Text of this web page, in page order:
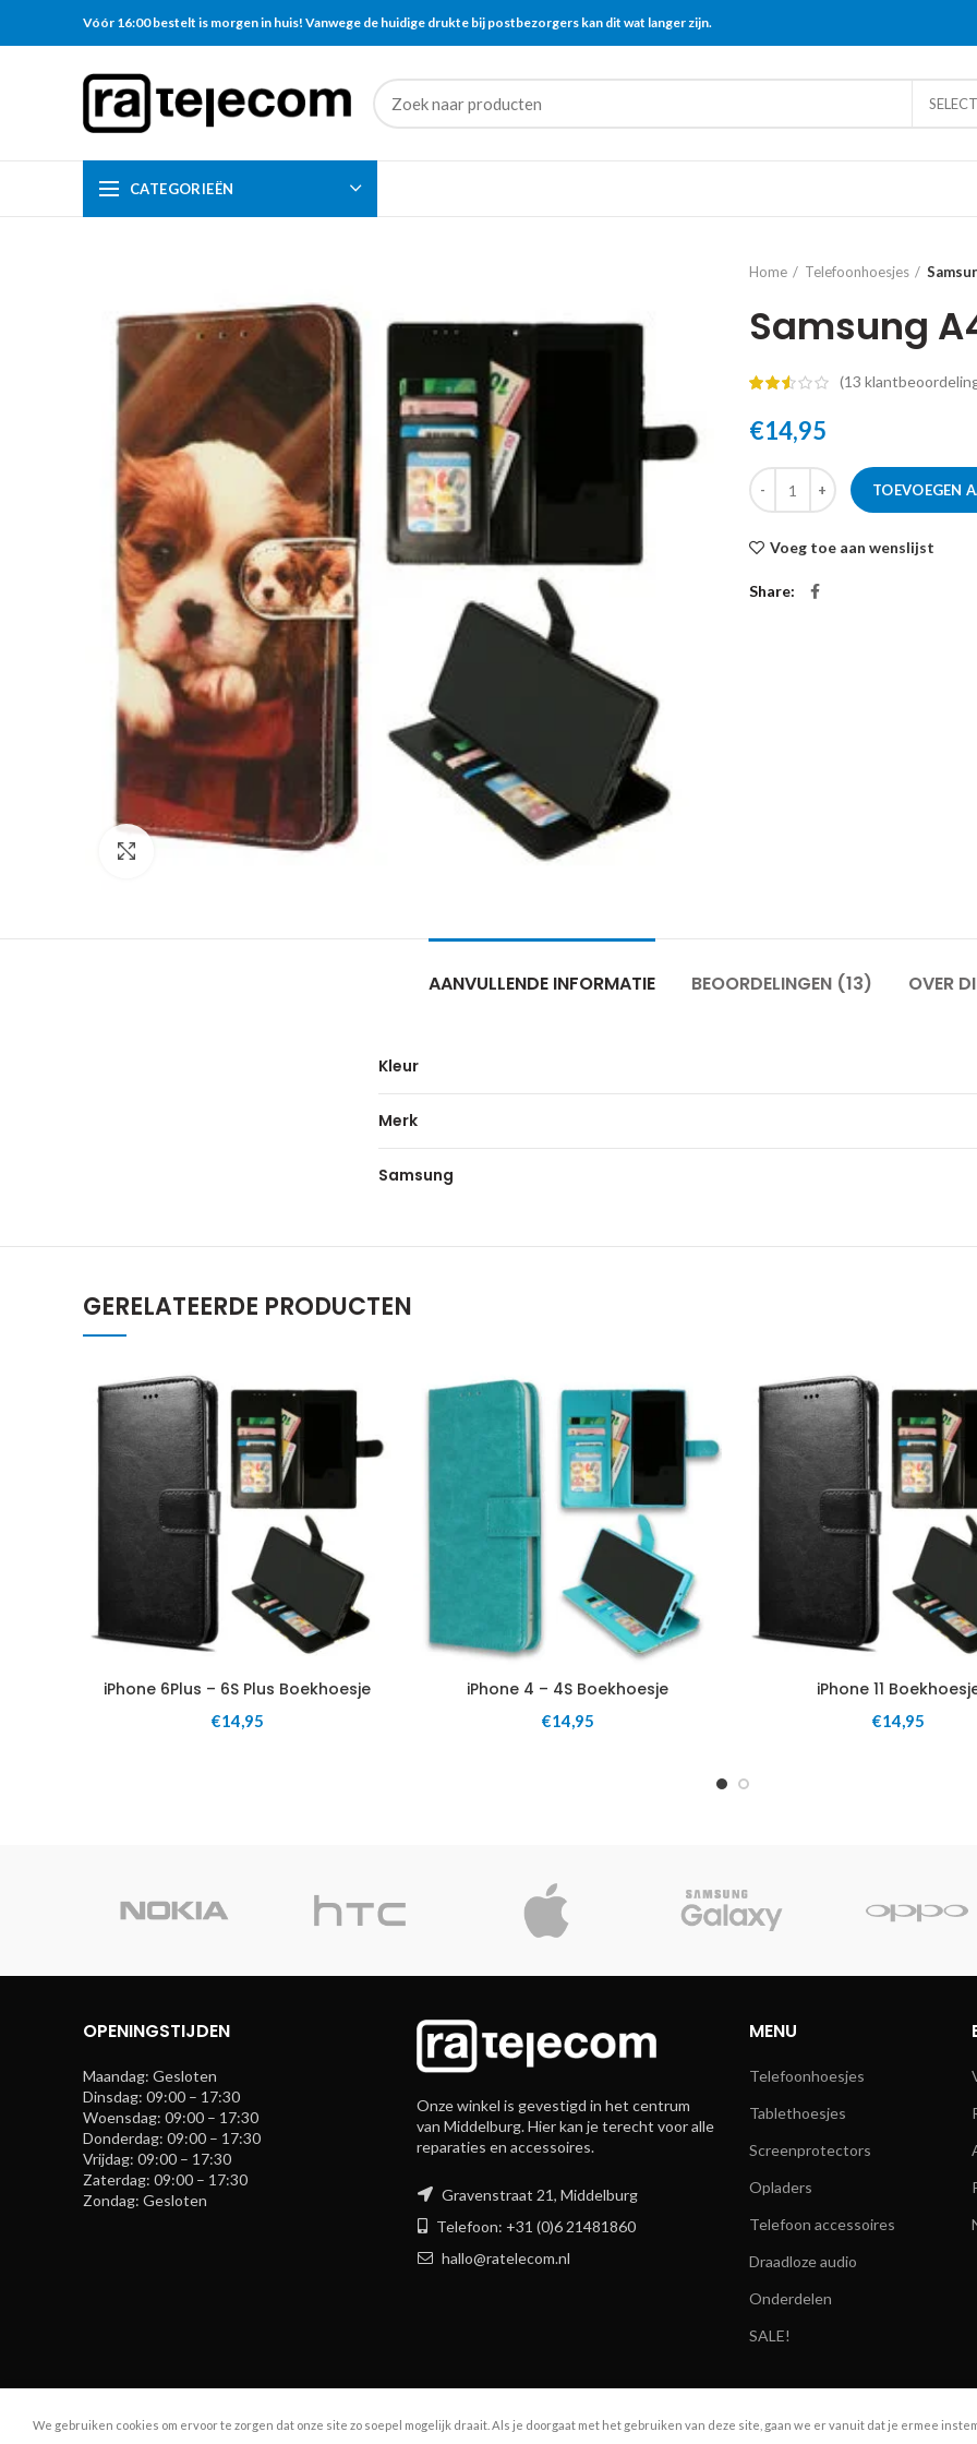
Vóór 16:00 bestelt is morgen in huis! Vanwege de huidige drukte bij postbezorgers kan dit wat langer zijn.
CATEGORIEËN
Click to enlarge
Home Telefoonhoesjes
Samsung
(13
€14,95
TOEVOEGEN
Voeg toe aan wenslijst
Share
AANVULLENDE INFORMATIE BEOORDELINGEN (13) OVER
Kleur
Merk
Samsung
GERELATEERDE PRODUCTEN
iPhone 6Plus – 6S Plus Boekhoesje
€14,95
iPhone 4 – 4S Boekhoesje
€14,95
iPhone 11
€14,95
OPENINGSTIJDEN
Maandag: Gesloten
Dinsdag: 09:00 – 17:30
Woensdag: 09:00 – 17:30
Donderdag: 09:00 – 17:30
Vrijdag: 09:00 – 17:30
Zaterdag: 09:00 – 17:30
Zondag: Gesloten
Onze winkel is gevestigd in het centrum
van Middelburg. Hier kan je terecht voor alle
reparaties en accessoires.
Gravenstraat 21, Middelburg
Telefoon: +31 (0)6 21481860
hallo@ratelecom.nl
MENU
Telefoonhoesjes
Tablethoesjes
Screenprotectors
Opladers
Telefoon accessoires
Draadloze audio
Onderdelen
SALE!
R.A. Telecom 2024
We gebruiken cookies om ervoor te zorgen dat onze site zo soepel mogelijk draait. Als je doorgaat met het gebruiken van deze site, gaan we er vanuit dat je ermee